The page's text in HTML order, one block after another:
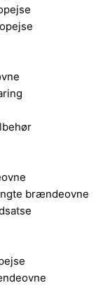
brændeovne